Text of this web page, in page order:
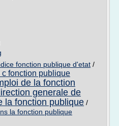
fonction publique d'etat /
fonction publique
de la fonction
generale de
la fonction publique /
la fonction publique